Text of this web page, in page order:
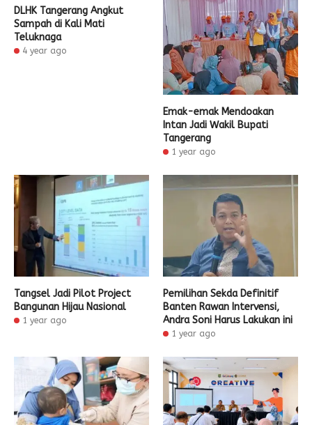
DLHK Tangerang Angkut
Sampah di Kali Mati
Teluknaga
4 year ago
Emak-emak Mendoakan
Intan Jadi Wakil Bupati
Tangerang
1 year ago
Tangsel Jadi Pilot Project
Bangunan Hijau Nasional
1 year ago
Pemilihan Sekda Definitif
Banten Rawan Intervensi,
Andra Soni Harus Lakukan ini
1 year ago